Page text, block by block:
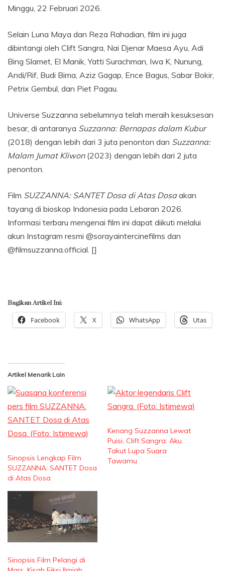
Minggu, 22 Februari 2026.
Selain Luna Maya dan Reza Rahadian, film ini juga
dibintangi oleh Clift Sangra, Nai Djenar Maesa Ayu, Adi
Bing Slamet, El Manik, Yatti Surachman, Iwa K, Nunung,
Andi/Rif, Budi Bima, Aziz Gagap, Ence Bagus, Sabar Bokir,
Petrix Gembul, dan Piet Pagau.
Universe Suzzanna sebelumnya telah meraih kesuksesan
besar, di antaranya Suzzanna: Bernapas dalam Kubur
(2018) dengan lebih dari 3 juta penonton dan Suzzanna:
Malam Jumat Kliwon(2023) dengan lebih dari 2 juta
penonton.
Film SUZZANNA: SANTET Dosa di Atas Dosaakan
tayang di bioskop Indonesia pada Lebaran 2026.
Informasi terbaru mengenai film ini dapat diikuti melalui
akun Instagram resmi @sorayaintercinefilms dan
@filmsuzzanna.official. []
Bagikan Artikel Ini:
Facebook X WhatsApp Utas
Artikel Menarik Lain
Sinopsis Lengkap Film
SUZZANNA: SANTET Dosa
di Atas Dosa
Kenang Suzzanna Lewat
Puisi, Clift Sangra: Aku
Takut Lupa Suara
Tawamu
Sinopsis Film Pelangi di